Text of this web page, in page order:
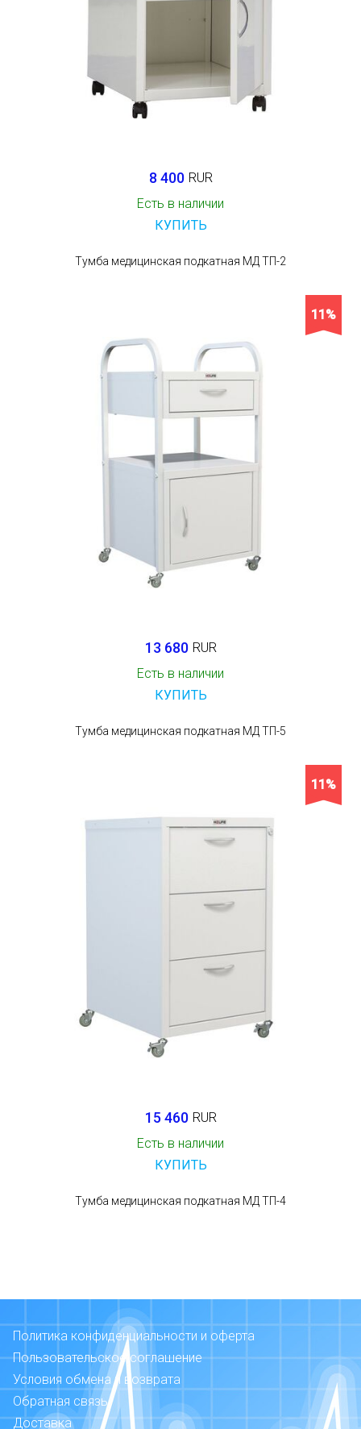
8 400 RUR
Есть в наличии
КУПИТЬ
Тумба медицинская подкатная МД ТП-2
11%
13 680 RUR
Есть в наличии
КУПИТЬ
Тумба медицинская подкатная МД ТП-5
11%
15 460 RUR
Есть в наличии
КУПИТЬ
Тумба медицинская подкатная МД ТП-4
Политика конфиденциальности и оферта
Пользовательское соглашение
Условия обмена и возврата
Обратная связь
Доставка